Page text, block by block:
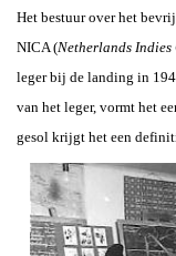
Het bestuur over het
NICA (Netherlands
leger bij de landing in
van het leger, vormt het
gesol krijgt het een